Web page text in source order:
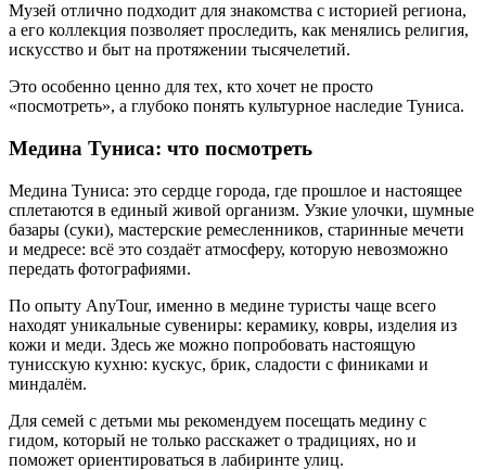
Музей отлично подходит для знакомства с историей региона,
а его коллекция позволяет проследить, как менялись религия,
искусство и быт на протяжении тысячелетий.
Это особенно ценно для тех, кто хочет не просто
«посмотреть», а глубоко понять культурное наследие Туниса.
Медина Туниса: что посмотреть
Медина Туниса: это сердце города, где прошлое и настоящее
сплетаются в единый живой организм. Узкие улочки, шумные
базары (суки), мастерские ремесленников, старинные мечети
и медресе: всё это создаёт атмосферу, которую невозможно
передать фотографиями.
По опыту AnyTour, именно в медине туристы чаще всего
находят уникальные сувениры: керамику, ковры, изделия из
кожи и меди. Здесь же можно попробовать настоящую
тунисскую кухню: кускус, брик, сладости с финиками и
миндалём.
Для семей с детьми мы рекомендуем посещать медину с
гидом, который не только расскажет о традициях, но и
поможет ориентироваться в лабиринте улиц.